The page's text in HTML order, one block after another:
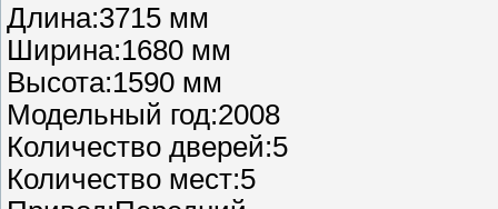
Длина:3715 мм
Ширина:1680 мм
Высота:1590 мм
Модельный год:2008
Количество дверей:5
Количество мест:5